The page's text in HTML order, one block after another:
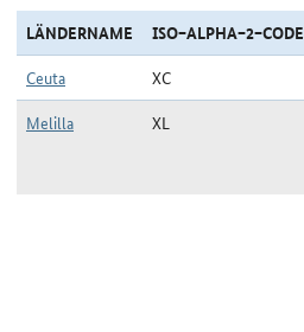
LÄNDERNAME ISO−ALPHA−2−CODE
Ceuta
XC
Melilla
XL